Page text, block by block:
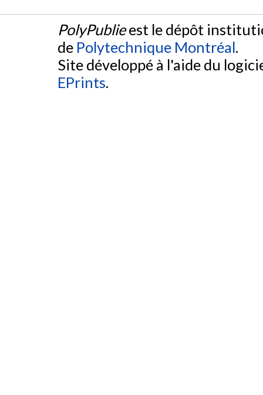
PolyPublieest le dépôt
de Polytechnique Montréal.
Site développé à l'aide du
EPrints.